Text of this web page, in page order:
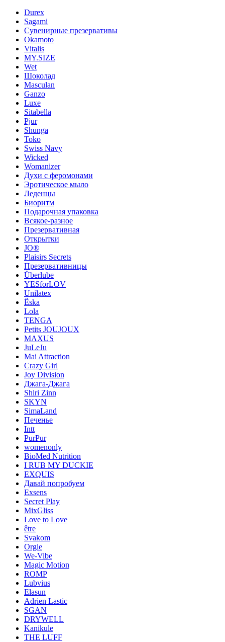
Durex
Sagami
Сувенирные презервативы
Okamoto
Vitalis
MY.SIZE
Wet
Шоколад
Masculan
Ganzo
Luxe
Sitabella
Pjur
Shunga
Toko
Swiss Navy
Wicked
Womanizer
Духи с феромонами
Эротическое мыло
Леденцы
Биоритм
Подарочная упаковка
Всякое-разное
Презервативная
Открытки
JO®
Plaisirs Secrets
Презервативницы
Überlube
YESforLOV
Unilatex
Ёska
Lola
TENGA
Petits JOUJOUX
MAXUS
JuLeJu
Mai Attraction
Crazy Girl
Joy Division
Джага-Джага
Shiri Zinn
SKYN
SimaLand
Печенье
Intt
PurPur
womenonly
BioMed Nutrition
I RUB MY DUCKIE
EXQUIS
Давай попробуем
Exsens
Secret Play
MixGliss
Love to Love
être
Svakom
Orgie
We-Vibe
Magic Motion
ROMP
Lubvius
Elasun
Adrien Lastic
SGAN
DRYWELL
Kanikule
THE LUFF